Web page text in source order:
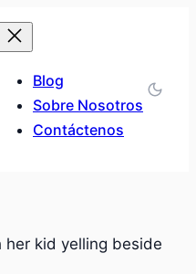
Blog
Sobre Nosotros
Contáctenos